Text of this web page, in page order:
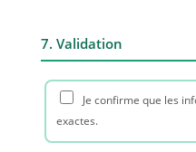
7. Validation
Je confirme que les
exactes.